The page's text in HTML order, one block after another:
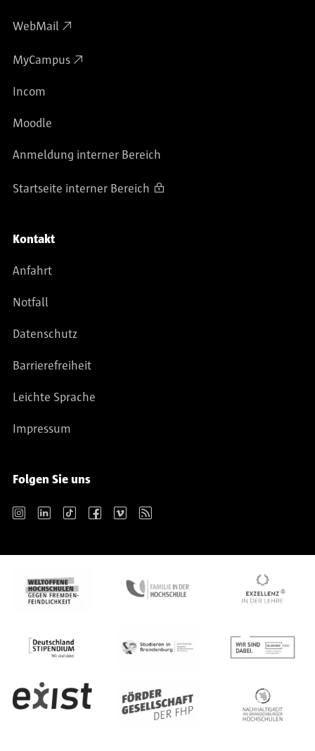
WebMail
MyCampus
Incom
Moodle
Anmeldung interner Bereich
Startseite interner Bereich
Kontakt
Anfahrt
Notfall
Datenschutz
Barrierefreiheit
Leichte Sprache
Impressum
Folgen Sie uns
Instagram LinkedIn TikTok Facebook Vimeo RSS